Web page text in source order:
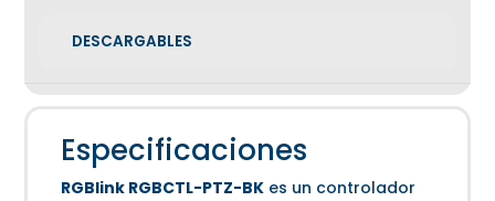
DESCARGABLES
Especificaciones
RGBlink RGBCTL-PTZ-BK es un controlador